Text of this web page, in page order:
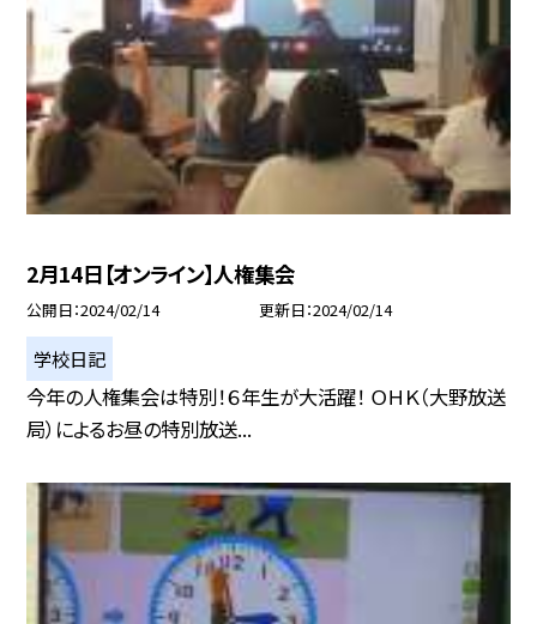
2月14日【オンライン】人権集会
公開日 2024/02/14 更新日 2024/02/14
学校日記
今年の人権集会は特別！６年生が大活躍！ ＯＨＫ（大野放送
局）によるお昼の特別放送...